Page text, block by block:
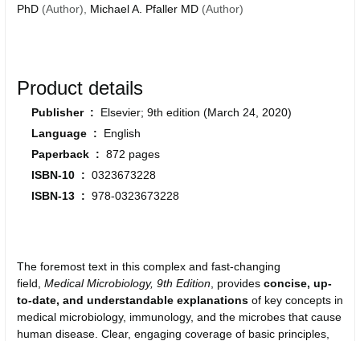
PhD (Author), Michael A. Pfaller MD (Author)
Product details
Publisher ‏ : ‎
Elsevier; 9th edition (March 24, 2020)
Language ‏ : ‎
English
Paperback ‏ : ‎ 872 pages
ISBN-10 ‏ : ‎ 0323673228
ISBN-13 ‏ : ‎ 978-0323673228
The foremost text in this complex and fast-changing
field, Medical Microbiology, 9th Edition, provides concise, up-
to-date, and understandable explanations of key concepts in
medical microbiology, immunology, and the microbes that cause
human disease. Clear, engaging coverage of basic principles,